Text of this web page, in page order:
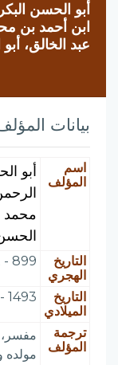
أبو الحسن
ابن أحمد بن
عبد الخالق،
بيانات
اسم
المؤلف
أبو
محمد
التاريخ
الهجري
899 - 952
التاريخ
الميلادي
1493 - 1545
ترجمة
المؤلف
مولده